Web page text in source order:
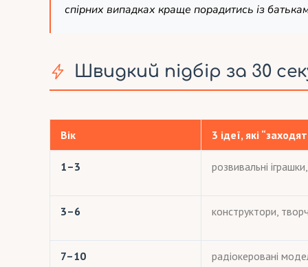
спірних випадках краще порадитись із
Швидкий підбір за 30
Вік 3 ідеї, які
1–3 розвивальні
3–6 конструктори,
7–10 радіокеровані